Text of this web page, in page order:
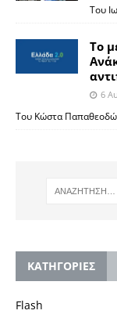
Του
Το
6
Του Κώστα
KΑΤΗΓΟΡΙΕΣ
Flash